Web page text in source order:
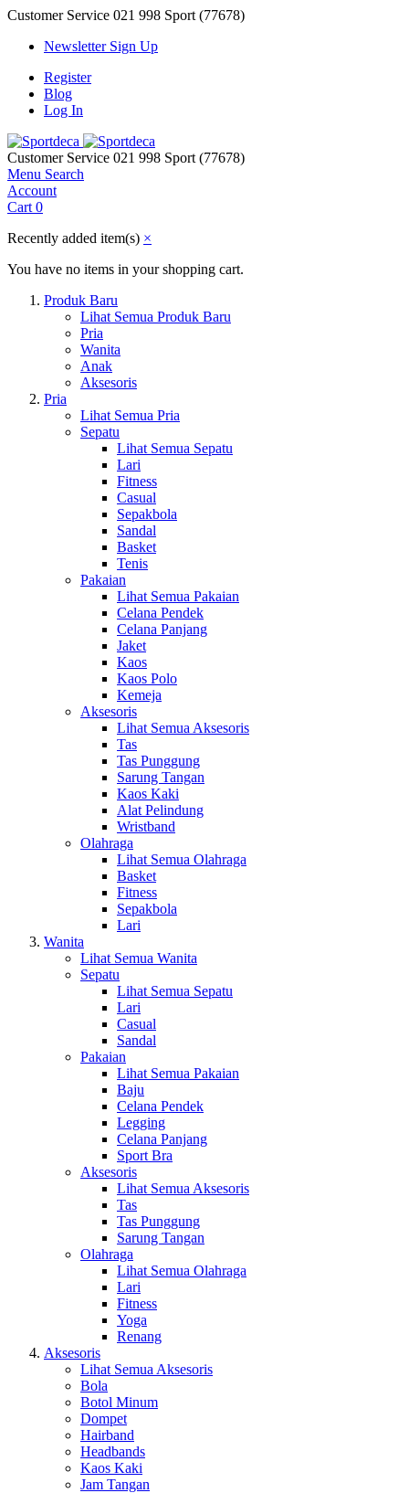
Customer Service 021 998 Sport (77678)
Newsletter Sign Up
Register
Blog
Log In
Customer Service 021 998 Sport (77678)
Menu Search
Account
Cart 0
Recently added item(s) ×
You have no items in your shopping cart.
Produk Baru
Lihat Semua Produk Baru
Pria
Wanita
Anak
Aksesoris
Pria
Lihat Semua Pria
Sepatu
Lihat Semua Sepatu
Lari
Fitness
Casual
Sepakbola
Sandal
Basket
Tenis
Pakaian
Lihat Semua Pakaian
Celana Pendek
Celana Panjang
Jaket
Kaos
Kaos Polo
Kemeja
Aksesoris
Lihat Semua Aksesoris
Tas
Tas Punggung
Sarung Tangan
Kaos Kaki
Alat Pelindung
Wristband
Olahraga
Lihat Semua Olahraga
Basket
Fitness
Sepakbola
Lari
Wanita
Lihat Semua Wanita
Sepatu
Lihat Semua Sepatu
Lari
Casual
Sandal
Pakaian
Lihat Semua Pakaian
Baju
Celana Pendek
Legging
Celana Panjang
Sport Bra
Aksesoris
Lihat Semua Aksesoris
Tas
Tas Punggung
Sarung Tangan
Olahraga
Lihat Semua Olahraga
Lari
Fitness
Yoga
Renang
Aksesoris
Lihat Semua Aksesoris
Bola
Botol Minum
Dompet
Hairband
Headbands
Kaos Kaki
Jam Tangan